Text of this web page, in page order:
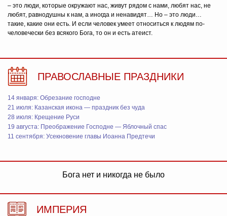
– это люди, которые окружают нас, живут рядом с нами, любят нас, не
любят, равнодушны к нам, а иногда и ненавидят… Но – это люди…
такие, какие они есть. И если человек умеет относиться к людям по-
человечески без всякого Бога, то он и есть атеист.
ПРАВОСЛАВНЫЕ ПРАЗДНИКИ
14 января: Обрезание господне
21 июля: Казанская икона — праздник без чуда
28 июля: Крещение Руси
19 августа: Преображение Господне — Яблочный спас
11 сентября: Усекновение главы Иоанна Предтечи
Бога нет и никогда не было
ИМПЕРИЯ